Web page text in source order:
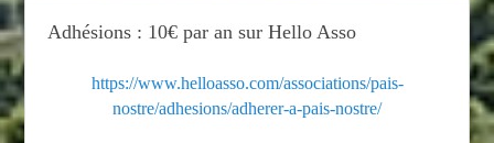
Adhésions : 10€ par an sur Hello Asso
https://www.helloasso.com/associations/pais-
nostre/adhesions/adherer-a-pais-nostre/